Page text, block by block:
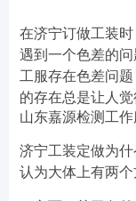
在济宁订做工装
遇到一个色差的
工服存在色差问
的存在总是让人
山东嘉源检测工作
济宁工装定做为
认为大体上有两